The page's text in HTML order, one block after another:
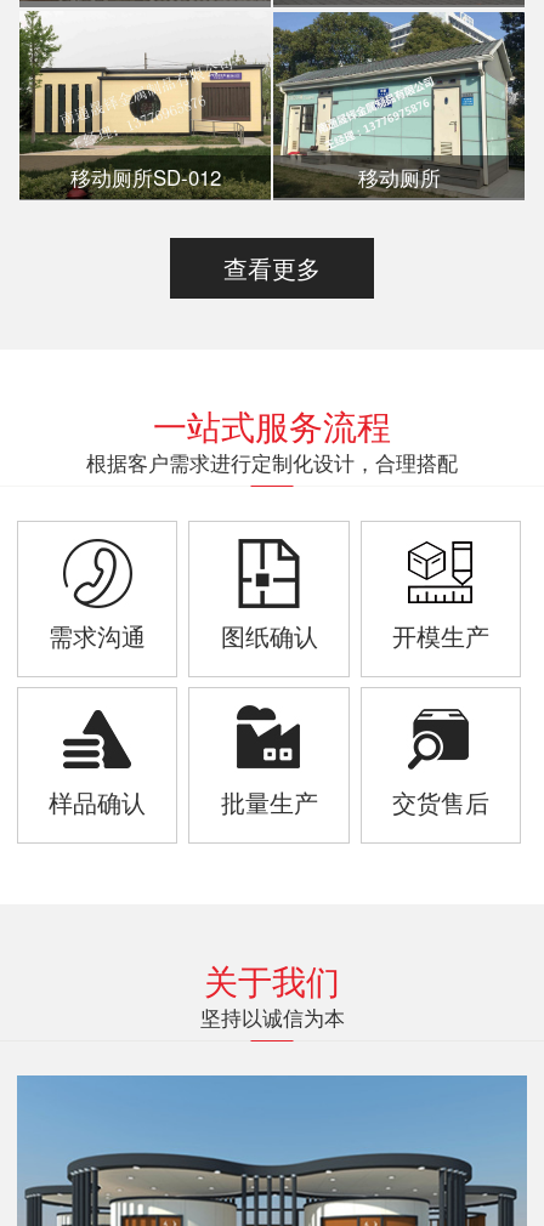
移动厕所SD-012 移动厕所
查看更多
一站式服务流程
根据客户需求进行定制化设计，合理搭配
需求沟通 图纸确认 开模生产
样品确认 批量生产 交货售后
关于我们
坚持以诚信为本